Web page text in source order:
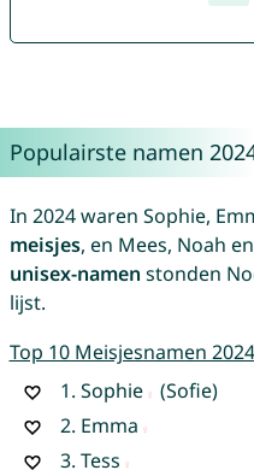
Populairste namen
In 2024 waren Sophie,
meisjes, en Mees, Noah
unisex-namen stonden
lijst.
Top 10 Meisjesnamen 2024
1. Sophie
(Sofie)
2. Emma
3. Tess